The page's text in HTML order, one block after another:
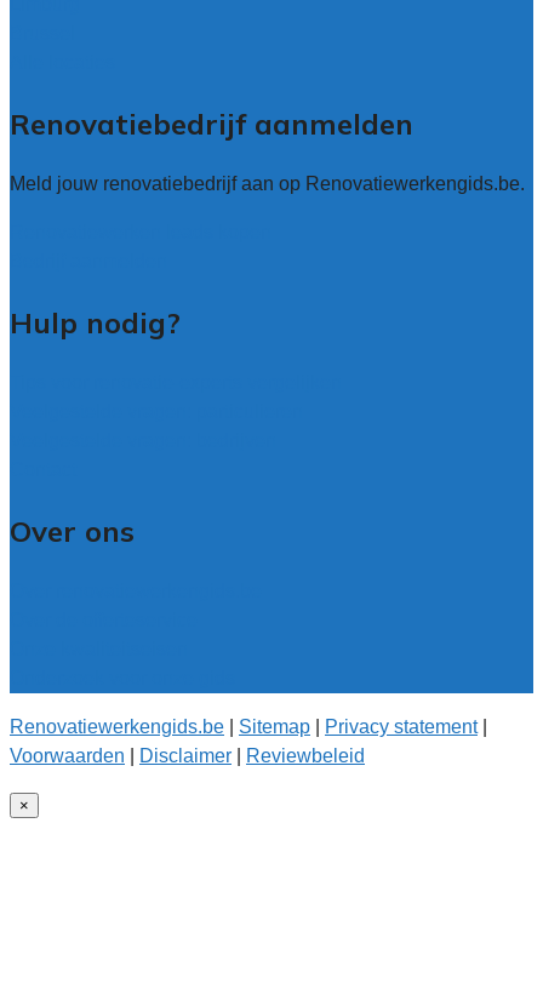
Renovatiebedrijf aanmelden
Meld jouw renovatiebedrijf aan op Renovatiewerkengids.be.
Hulp nodig?
Over ons
Renovatiewerkengids.be Sitemap Privacy statement|
Voorwaarden
Disclaimer Reviewbeleid
×